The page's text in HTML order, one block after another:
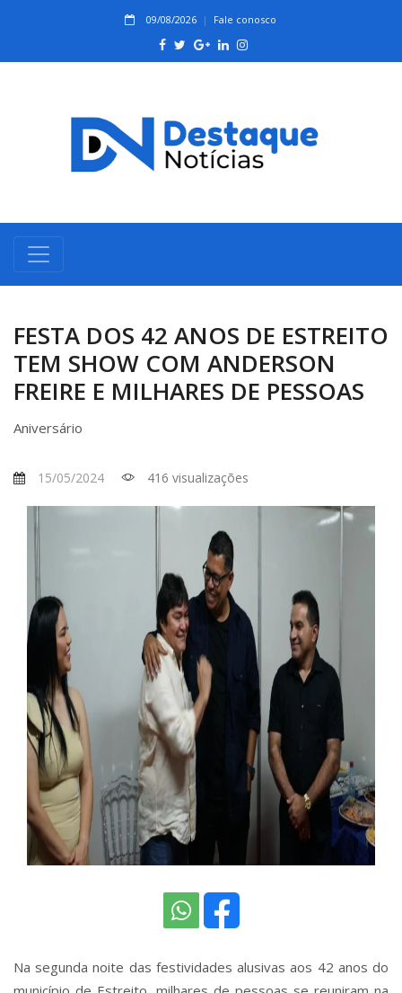
09/08/2026 Fale conosco
FESTA DOS 42 ANOS DE ESTREITO
TEM SHOW COM ANDERSON
FREIRE E MILHARES DE PESSOAS
Aniversário
15/05/2024 416 visualizações
Na segunda noite das festividades alusivas aos 42 anos do